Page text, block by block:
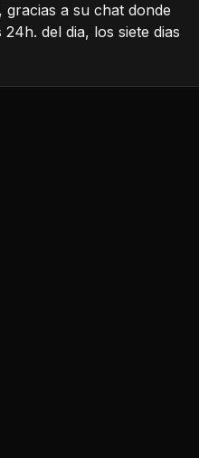
a su chat donde
del dia, los siete dias